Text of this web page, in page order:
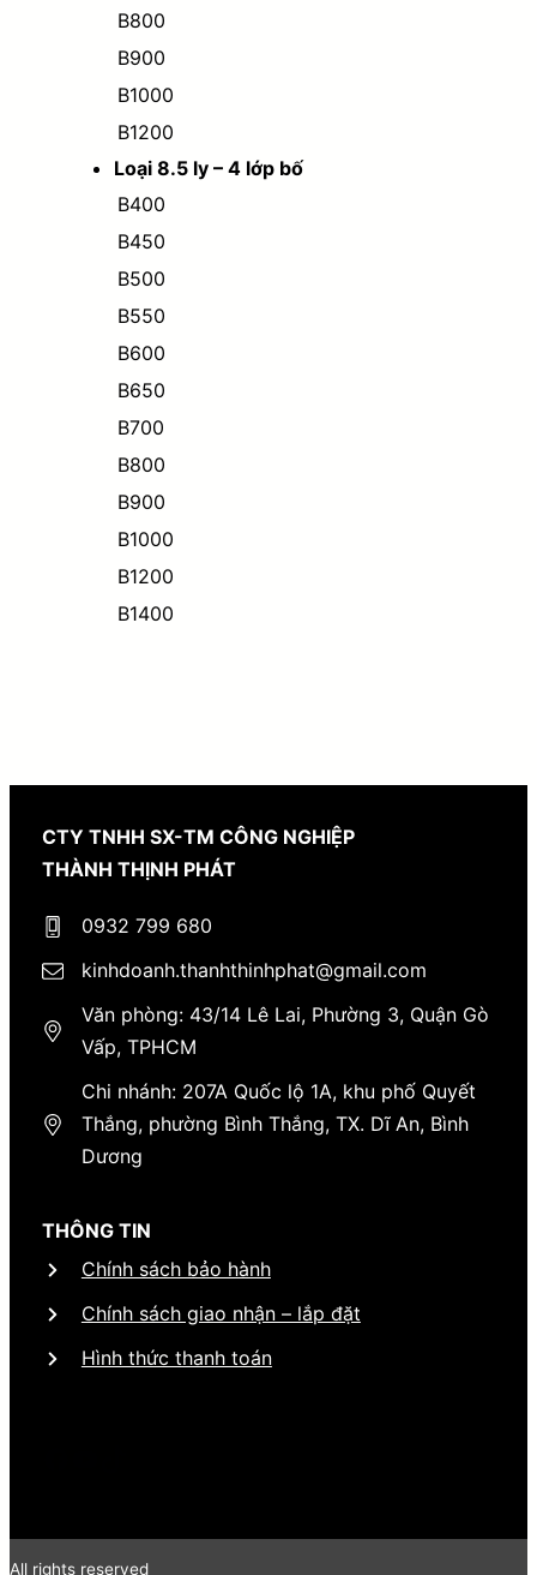
B800
B900
B1000
B1200
Loại 8.5 ly – 4 lớp bố
B400
B450
B500
B550
B600
B650
B700
B800
B900
B1000
B1200
B1400
CTY TNHH SX-TM CÔNG NGHIỆP
THÀNH THỊNH PHÁT
0932 799 680
kinhdoanh.thanhthinhphat@gmail.com
Văn phòng: 43/14 Lê Lai, Phường 3, Quận Gò
Vấp, TPHCM
Chi nhánh: 207A Quốc lộ 1A, khu phố Quyết
Thắng, phường Bình Thắng, TX. Dĩ An, Bình
Dương
THÔNG TIN
Chính sách bảo hành
Chính sách giao nhận – lắp đặt
Hình thức thanh toán
All rights reserved